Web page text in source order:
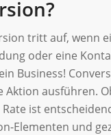
tritt auf, wenn
oder eine
Business!
Aktion ausführen.
Rate ist
Elementen und